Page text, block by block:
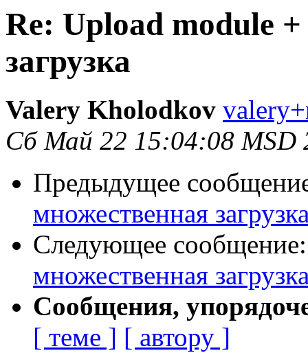
Re: Upload module
загрузка
Valery Kholodkov
Сб Май 22 15:04:08 MSD
Предыдущее
множественная
Следующее
множественная
Сообщения,
[ теме ] [ автору ]